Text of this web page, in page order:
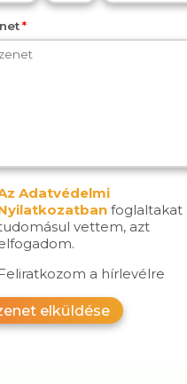
Adatvédelmi
foglaltakat
vettem, azt
Feliratkozom a hírlevélre
elküldése